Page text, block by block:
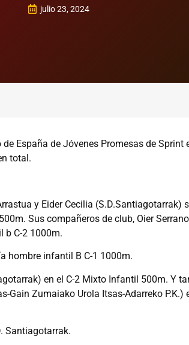
julio 23, 2024
España de Jóvenes Promesas de Sprint
total.
y Eider Cecilia (S.D.Santiagotarrak)
Sus compañeros de club, Oier
b C-2 1000m.
hombre infantil B C-1 1000m.
en el C-2 Mixto Infantil 500m. Y
Gain Zumaiako Urola Itsas-Adarreko P.K.)
Santiagotarrak.